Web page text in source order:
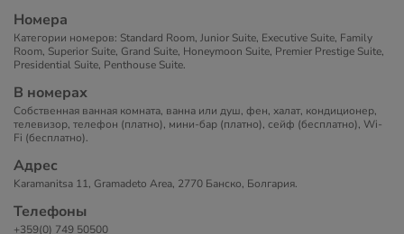
Номера
Категории номеров: Standard Room, Junior Suite, Executive Suite, Family
Room, Superior Suite, Grand Suite, Honeymoon Suite, Premier Prestige Suite,
Presidential Suite, Penthouse Suite.
В номерах
Собственная ванная комната, ванна или душ, фен, халат, кондиционер,
телевизор, телефон (платно), мини-бар (платно), сейф (бесплатно), Wi-
Fi (бесплатно).
Адрес
Karamanitsa 11, Gramadeto Area, 2770 Банско, Болгария.
Телефоны
+359(0) 749 50500